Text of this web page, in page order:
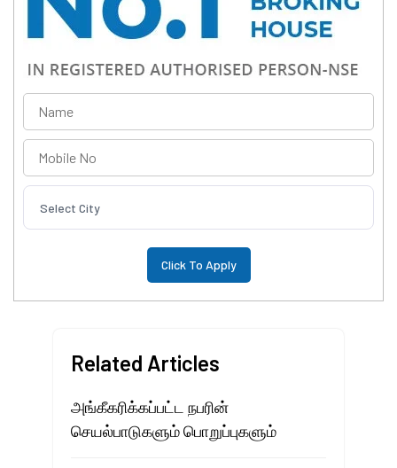
Select City
Related Articles
அங்கீகரிக்கப்பட்ட நபரின்
செயல்பாடுகளும் பொறுப்புகளும்